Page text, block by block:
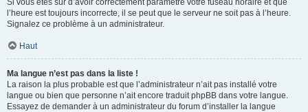
Si vous êtes sûr d’avoir correctement paramétré votre fuseau horaire et que
l’heure est toujours incorrecte, il se peut que le serveur ne soit pas à l’heure.
Signalez ce problème à un administrateur.
Haut
Ma langue n’est pas dans la liste !
La raison la plus probable est que l’administrateur n’ait pas installé votre
langue ou bien que personne n’ait encore traduit phpBB dans votre langue.
Essayez de demander à un administrateur du forum d’installer la langue